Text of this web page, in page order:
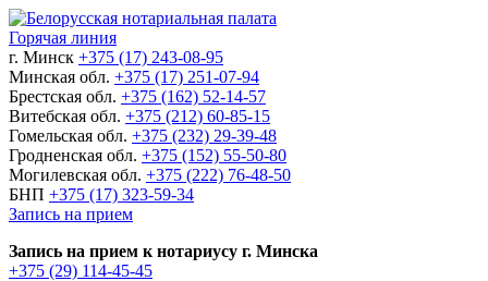
Горячая линия
г. Минск +375 (17) 243-08-95
Минская обл. +375 (17) 251-07-94
Брестская обл. +375 (162) 52-14-57
Витебская обл. +375 (212) 60-85-15
Гомельская обл. +375 (232) 29-39-48
Гродненская обл. +375 (152) 55-50-80
Могилевская обл. +375 (222) 76-48-50
БНП +375 (17) 323-59-34
Запись на прием
Запись на прием к нотариусу г. Минска
+375 (29) 114-45-45